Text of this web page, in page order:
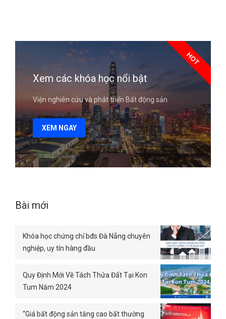
Xem các khóa học nổi bật
Viện nghiên cứu và phát triển Bất động sản
XEM NGAY
HOT
Bài mới
Khóa học chứng chỉ bđs Đà Nẵng chuyên
nghiệp, uy tín hàng đầu
Quy Định Mới Về Tách Thửa Đất Tại Kon
Tum Năm 2024
“Giá bất động sản tăng cao bất thường